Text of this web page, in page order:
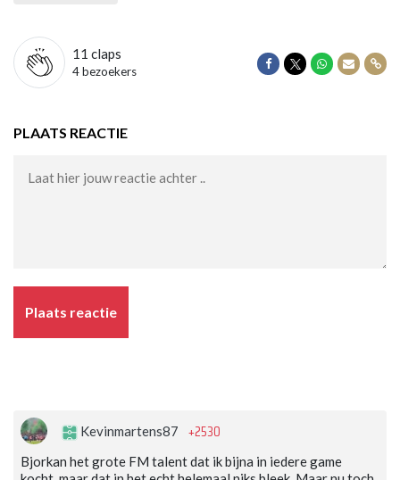
11 claps
4 bezoekers
Delen op Facebook
Delen op Twitter
Delen op
Delen
PLAATS REACTIE
Plaats reactie
Kevinmartens87 +2530
Bjorkan het grote FM talent dat ik bijna in iedere game